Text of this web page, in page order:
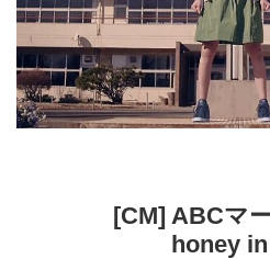
[CM] ABCマ
honey